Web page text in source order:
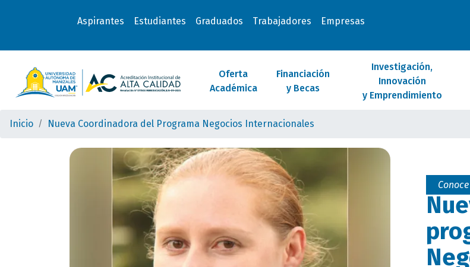
Aspirantes Estudiantes Graduados Trabajadores Empresas
Oferta
Académica
Financiación
y Becas
Investigación,
Innovación
y Emprendimiento
Inicio Nueva Coordinadora del Programa Negocios Internacionales